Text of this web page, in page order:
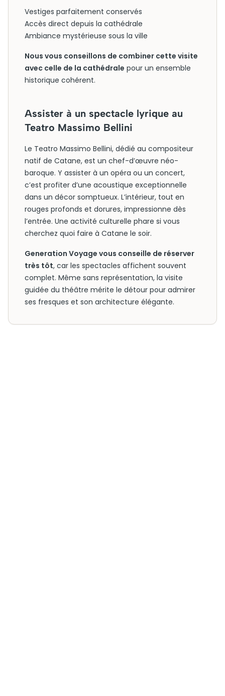
Vestiges parfaitement conservés
Accès direct depuis la cathédrale
Ambiance mystérieuse sous la ville
Nous vous conseillons de combiner cette visite
avec celle de la cathédrale pour un ensemble
historique cohérent.
Assister à un spectacle lyrique au
Teatro Massimo Bellini
Le Teatro Massimo Bellini, dédié au compositeur
natif de Catane, est un chef-d’œuvre néo-
baroque. Y assister à un opéra ou un concert,
c’est profiter d’une acoustique exceptionnelle
dans un décor somptueux. L’intérieur, tout en
rouges profonds et dorures, impressionne dès
l’entrée. Une activité culturelle phare si vous
cherchez quoi faire à Catane le soir.
Generation Voyage vous conseille de réserver
très tôt, car les spectacles affichent souvent
complet. Même sans représentation, la visite
guidée du théâtre mérite le détour pour admirer
ses fresques et son architecture élégante.